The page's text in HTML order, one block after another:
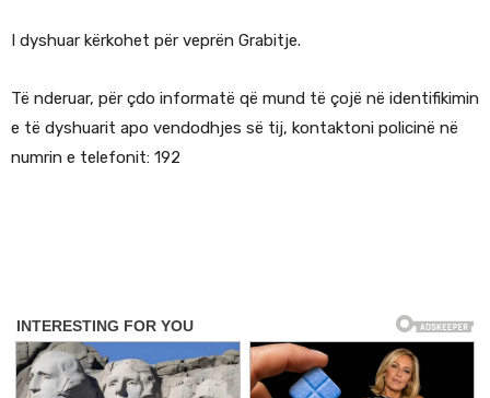
I dyshuar kërkohet për veprën Grabitje.
Të nderuar, për çdo informatë që mund të çojë në identifikimin
e të dyshuarit apo vendodhjes së tij, kontaktoni policinë në
numrin e telefonit: 192